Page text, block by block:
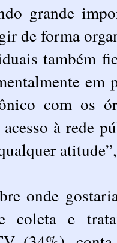
grande
de forma
também
em
com os
à rede
onde
coleta e